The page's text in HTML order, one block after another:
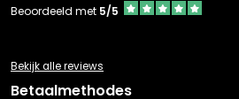
Beoordeeld met 5/5
Bekijk alle reviews
Betaalmethodes